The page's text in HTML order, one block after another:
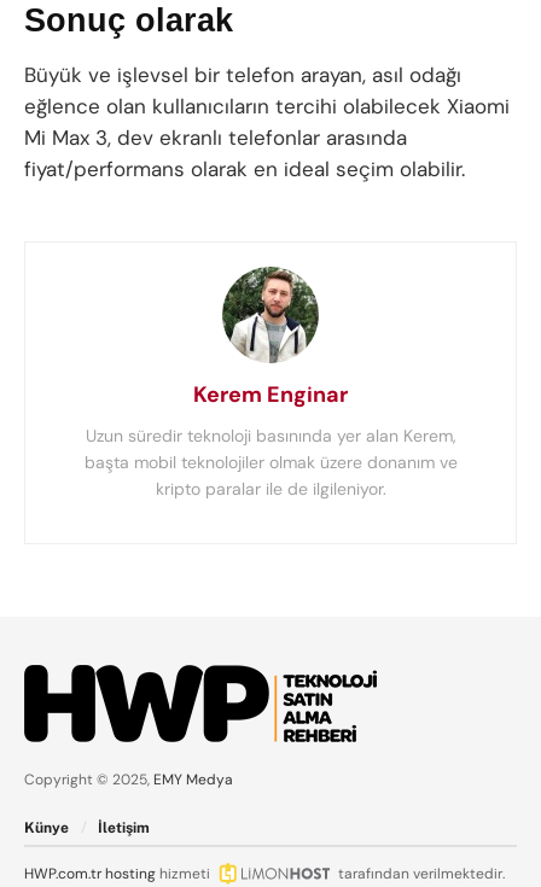
Sonuç olarak
Büyük ve işlevsel bir telefon arayan, asıl odağı
eğlence olan kullanıcıların tercihi olabilecek Xiaomi
Mi Max 3, dev ekranlı telefonlar arasında
fiyat/performans olarak en ideal seçim olabilir.
Kerem Enginar
Uzun süredir teknoloji basınında yer alan Kerem,
başta mobil teknolojiler olmak üzere donanım ve
kripto paralar ile de ilgileniyor.
Copyright © 2025, EMY Medya
Künye İletişim
HWP.com.trhosting hizmeti tarafından verilmektedir.